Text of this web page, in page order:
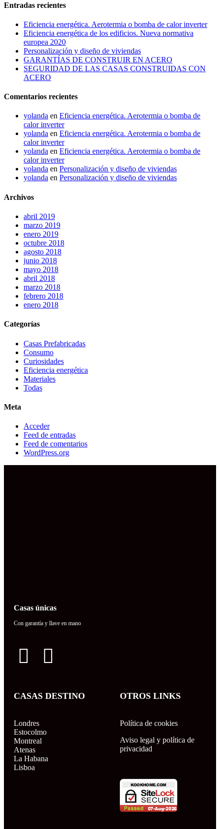
Entradas recientes
Eficiencia energética. Aerotermia o bomba de calor inverter
Eficiencia energética de los edificios. Nueva normativa
europea 2020
Personalización y diseño de viviendas
GARANTÍAS DE CONSTRUIR EN ACERO
SEGURIDAD DE LAS CASAS CONSTRUIDAS CON
ACERO
Comentarios recientes
yolanda en Eficiencia energética. Aerotermia o bomba de
calor inverter
yolanda en Eficiencia energética. Aerotermia o bomba de
calor inverter
yolanda en Eficiencia energética. Aerotermia o bomba de
calor inverter
yolanda en Personalización y diseño de viviendas
yolanda en Personalización y diseño de viviendas
Archivos
abril 2019
marzo 2019
enero 2019
octubre 2018
agosto 2018
junio 2018
mayo 2018
abril 2018
marzo 2018
febrero 2018
enero 2018
Categorías
Casas Prefabricadas
Consumo
Curiosidades
Eficiencia energética
Materiales
Todas
Meta
Acceder
Feed de entradas
Feed de comentarios
WordPress.org
Casas únicas
Con garantía y llave en mano
CASAS DESTINO
Londres
Estocolmo
Montreal
Atenas
La Habana
Lisboa
OTROS LINKS
Política de cookies
Aviso legal y política de
privacidad